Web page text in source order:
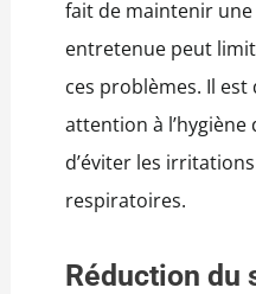
fait de maintenir
entretenue peut
ces problèmes. Il
attention à l’hygiène
d’éviter les
respiratoires.
Réduction du